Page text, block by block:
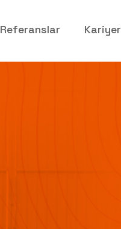
Referanslar Kariyer